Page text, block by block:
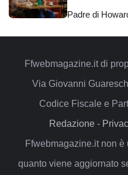
Padre di
Ffwebmagazine.it di
Via Giovanni
Codice Fiscale e
Redazione-
Ffwebmagazine.it non
quanto viene aggiornato